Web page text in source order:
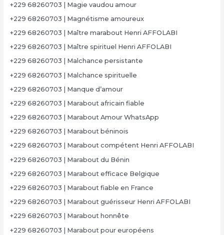
+229 68260703 | Magie vaudou amour
+229 68260703 | Magnétisme amoureux
+229 68260703 | Maître marabout Henri AFFOLABI
+229 68260703 | Maître spirituel Henri AFFOLABI
+229 68260703 | Malchance persistante
+229 68260703 | Malchance spirituelle
+229 68260703 | Manque d’amour
+229 68260703 | Marabout africain fiable
+229 68260703 | Marabout Amour WhatsApp
+229 68260703 | Marabout béninois
+229 68260703 | Marabout compétent Henri AFFOLABI
+229 68260703 | Marabout du Bénin
+229 68260703 | Marabout efficace Belgique
+229 68260703 | Marabout fiable en France
+229 68260703 | Marabout guérisseur Henri AFFOLABI
+229 68260703 | Marabout honnête
+229 68260703 | Marabout pour européens